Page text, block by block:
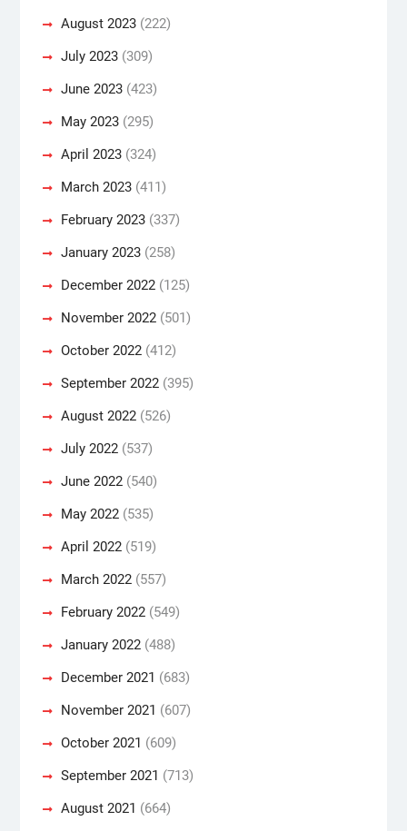
August 2023(222)
July 2023(309)
June 2023(423)
May 2023(295)
April 2023(324)
March 2023(411)
February 2023(337)
January 2023(258)
December 2022(125)
November 2022(501)
October 2022(412)
September 2022(395)
August 2022(526)
July 2022(537)
June 2022(540)
May 2022(535)
April 2022(519)
March 2022(557)
February 2022(549)
January 2022(488)
December 2021 (683)
November 2021 (607)
October 2021 (609)
September 2021 (713)
August 2021 (664)